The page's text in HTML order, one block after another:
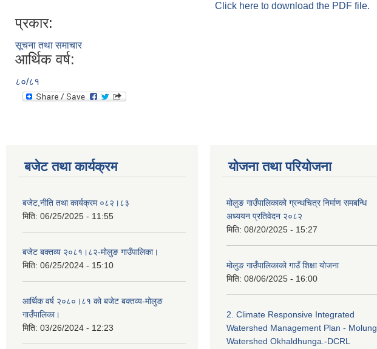
Click here to download the PDF file.
प्रकार:
सूचना तथा समाचार
आर्थिक वर्ष:
८०/८१
बजेट तथा कार्यक्रम
बजेट,नीति तथा कार्यक्रम ०८२।८३
मिति: 06/25/2025 - 11:55
बजेट बक्तव्य २०८१।८२-मोलुङ गाउँपालिका।
मिति: 06/25/2024 - 15:10
आर्थिक वर्ष २०८०।८१ को बजेट बक्तव्य-मोलुङ
गाउँपालिका।
मिति: 03/26/2024 - 12:23
योजना तथा परियोजना
मोलुङ गाउँपालिकाको ग्रन्थचित्र निर्माण समबन्धि
अध्ययन प्रतिवेदन २०८२
मिति: 08/20/2025 - 15:27
मोलुङ गाउँपालिकाको गाउँ शिक्षा योजना
मिति: 08/06/2025 - 16:00
2. Climate Responsive Integrated
Watershed Management Plan - Molung
Watershed Okhaldhunga.-DCRL